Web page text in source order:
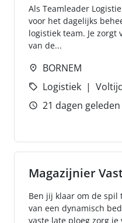
Als Teamleader
voor het dagelijks
logistiek team. Je
van de...
BORNEM
Logistiek
21 dagen geleden
Magazijnier
Ben jij klaar om de
van een dynamisch
vaste late ploeg zorg